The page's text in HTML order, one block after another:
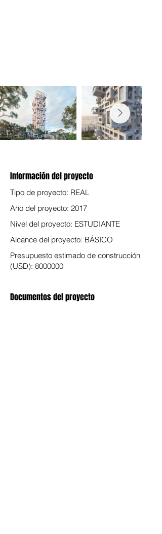
Información del proyecto
Tipo de proyecto: REAL
Año del proyecto: 2017
Nivel del proyecto: ESTUDIANTE
Alcance del proyecto: BÁSICO
Presupuesto estimado de construcción
(USD): 8000000
Documentos del proyecto